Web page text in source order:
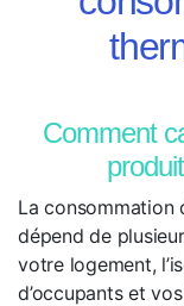
Comment
La consommation
dépend de
votre logement,
d’occupants et